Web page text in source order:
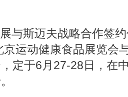
与斯迈夫战略合作签
运动健康食品展览会
定于6月27-28日，在